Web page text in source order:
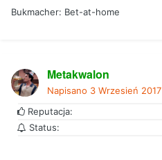
Bukmacher: Bet-at-home
Metakwalon
Napisano 3 Wrzesień 2017
Reputacja:
Status: